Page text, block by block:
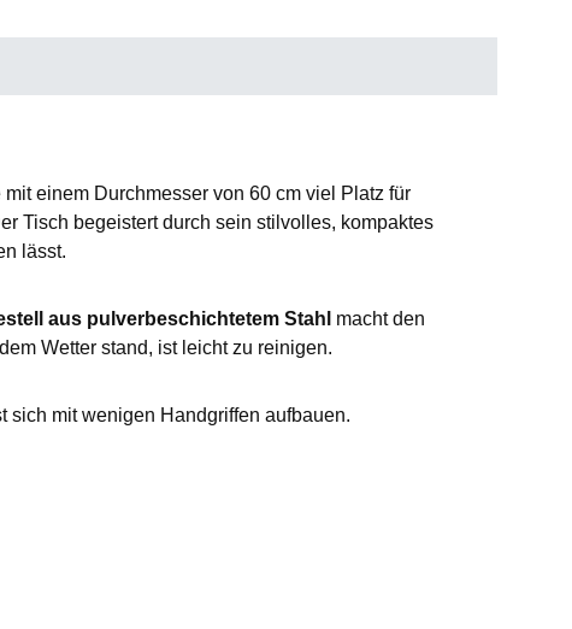
einem Durchmesser von 60 cm viel Platz für
Tisch begeistert durch sein stilvolles, kompaktes
lässt.
aus pulverbeschichtetem Stahl macht den
Wetter stand, ist leicht zu reinigen.
sich mit wenigen Handgriffen aufbauen.